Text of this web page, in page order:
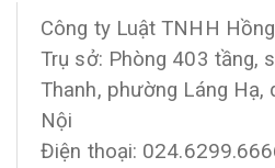
Công ty Luật TNHH
Trụ sở: Phòng 403 tầng,
Thanh, phường Láng Hạ,
Nội
Điện thoại: